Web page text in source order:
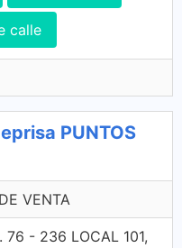
calle
PUNTOS
VENTA
76 - 236 LOCAL 101,